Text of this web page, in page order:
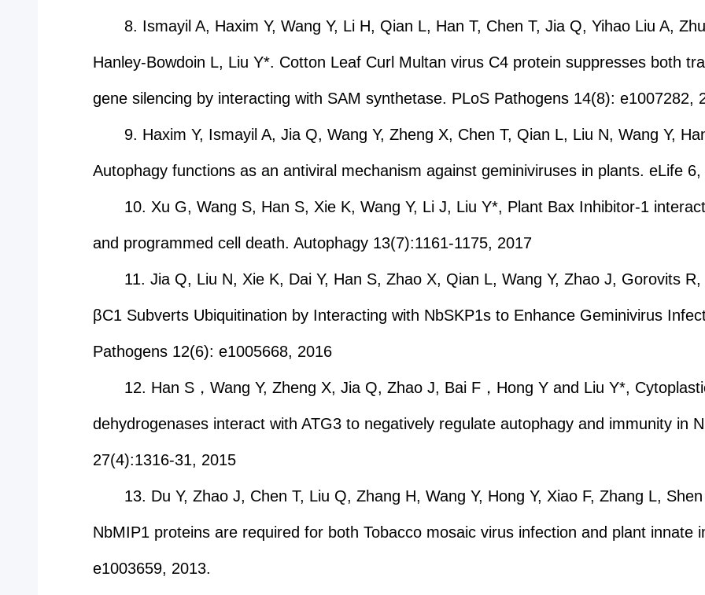
8. Ismayil A, Haxim Y, Wang Y, Li H, Qian L, Han T, Chen T, Jia Q, Yihao Liu A,
Hanley-Bowdoin L, Liu Y*. Cotton Leaf Curl Multan virus C4 protein suppresses both
gene silencing by interacting with SAM synthetase. PLoS Pathogens 14(8): e1007282,
9. Haxim Y, Ismayil A, Jia Q, Wang Y, Zheng X, Chen T, Qian L, Liu N, Wang Y,
Autophagy functions as an antiviral mechanism against geminiviruses in plants. eLife
10. Xu G, Wang S, Han S, Xie K, Wang Y, Li J, Liu Y*, Plant Bax Inhibitor-1
and programmed cell death. Autophagy 13(7):1161-1175, 2017
11. Jia Q, Liu N, Xie K, Dai Y, Han S, Zhao X, Qian L, Wang Y, Zhao J, Gorovits
βC1 Subverts Ubiquitination by Interacting with NbSKP1s to Enhance Geminivirus
Pathogens 12(6): e1005668, 2016
12. Han S，Wang Y, Zheng X, Jia Q, Zhao J, Bai F，Hong Y and Liu Y*,
dehydrogenases interact with ATG3 to negatively regulate autophagy and immunity in
27(4):1316-31, 2015
13. Du Y, Zhao J, Chen T, Liu Q, Zhang H, Wang Y, Hong Y, Xiao F, Zhang L,
NbMIP1 proteins are required for both Tobacco mosaic virus infection and plant innate
e1003659, 2013.